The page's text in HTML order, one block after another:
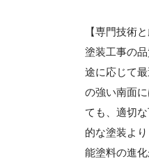
【専門技術
塗装工事の
途に応じて
の強い南面
ても、適切
的な塗装よ
能塗料の進